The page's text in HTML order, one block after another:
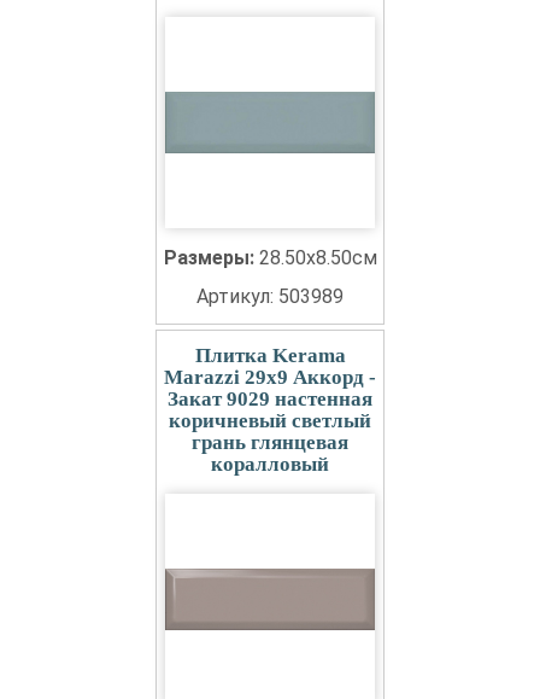
Размеры: 28.50x8.50см
Артикул: 503989
Плитка Kerama
Marazzi 29x9 Аккорд -
Закат 9029 настенная
коричневый светлый
грань глянцевая
коралловый